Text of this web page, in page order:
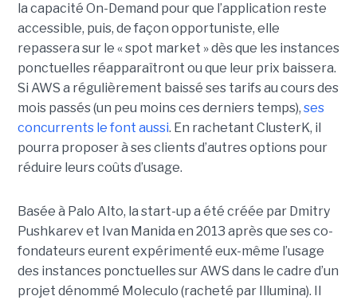
la capacité On-Demand pour que l’application reste
accessible, puis, de façon opportuniste, elle
repassera sur le « spot market » dès que les instances
ponctuelles réapparaîtront ou que leur prix baissera.
Si AWS a régulièrement baissé ses tarifs au cours des
mois passés (un peu moins ces derniers temps), ses
concurrents le font aussi. En rachetant ClusterK, il
pourra proposer à ses clients d’autres options pour
réduire leurs coûts d’usage.
Basée à Palo Alto, la start-up a été créée par Dmitry
Pushkarev et Ivan Manida en 2013 après que ses co-
fondateurs eurent expérimenté eux-même l’usage
des instances ponctuelles sur AWS dans le cadre d’un
projet dénommé Moleculo (racheté par Illumina). Il